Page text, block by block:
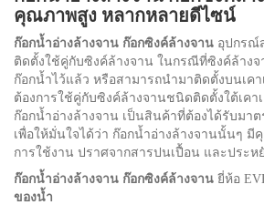
คุณภาพสูง หลากหลายดีไซน์
ก๊อกน้ำอ่างล้างจาน ก๊อกซิงค์ล้างจาน อุปกรณ์
ติดตั้งใช้คู่กับซิงค์ล้างจาน ในกรณีที่ซิงค์ล้างจ
ก๊อกน้ำไว้แล้ว หรือสามารถนำมาติดตั้งบนเคา
ต้องการใช้คู่กับซิงค์ล้างจานชนิดติดตั้งใต้เคา
ก๊อกน้ำอ่างล้างจาน เป็นสินค้าที่ต้องได้รับมาต
เพื่อให้มั่นใจได้ว่า ก๊อกน้ำอ่างล้างจานนั้นๆ
การใช้งาน ปราศจากสารปนเปื้อน และประห
ก๊อกน้ำอ่างล้างจาน ก๊อกซิงค์ล้างจาน ยี่ห้อ
ของน้ำ